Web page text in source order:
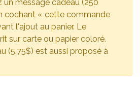
un message cadeau (250
cochant « cette commande
l'ajout au panier. Le
sur carte ou papier coloré.
(5.75$) est aussi proposé à